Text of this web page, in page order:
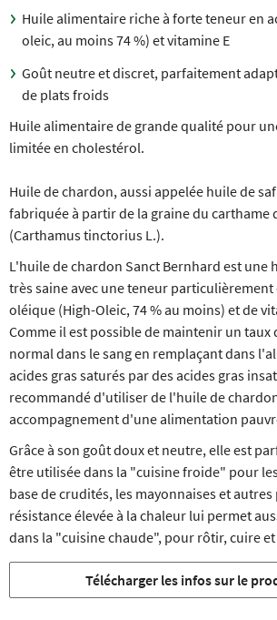
Huile alimentaire riche à forte teneur en
oleic, au moins 74 %) et vitamine E
Goût neutre et discret, parfaitement
de plats froids
Huile alimentaire de grande qualité pour
limitée en cholestérol.
Huile de chardon, aussi appelée huile de
fabriquée à partir de la graine du carthame
(Carthamus tinctorius L.).
L'huile de chardon Sanct Bernhard est une
très saine avec une teneur particulièrement
oléique (High-Oleic, 74 % au moins) et de
Comme il est possible de maintenir un taux
normal dans le sang en remplaçant dans
acides gras saturés par des acides gras
recommandé d'utiliser de l'huile de
accompagnement d'une alimentation
Grâce à son goût doux et neutre, elle est
être utilisée dans la "cuisine froide" pour
base de crudités, les mayonnaises et
résistance élevée à la chaleur lui permet
dans la "cuisine chaude", pour rôtir, cuire
Télécharger les infos sur le